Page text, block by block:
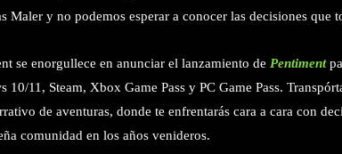
Maler y no podemos esperar a conocer las decisiones que
se enorgullece en anunciar el lanzamiento de Pentiment
10/11, Steam, Xbox Game Pass y PC Game Pass.
de aventuras, donde te enfrentarás cara a cara con
comunidad en los años venideros.